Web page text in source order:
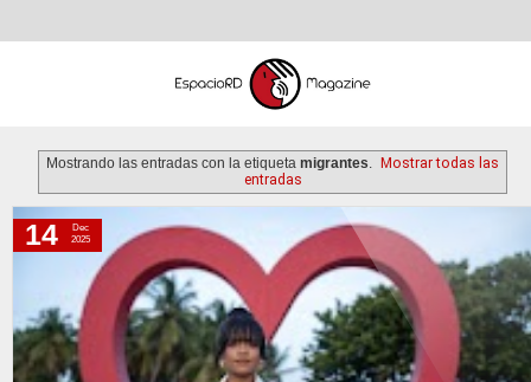
Mostrando las entradas con la etiqueta migrantes
Mostrar todas las
entradas
domingo, 14 de diciembre de 2025
14
Dec
2025